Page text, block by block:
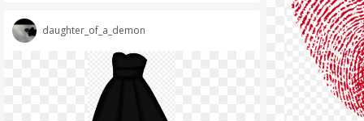
daughter_of_a_demon